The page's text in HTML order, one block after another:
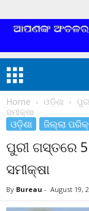
Home ଓଡ଼ିଶା
ସମୀକ୍ଷା
ଓଡ଼ିଶା ଜିଲ୍ଲା
ପୁରୀ ଗସ୍ତରେ
ସମୀକ୍ଷା
By Bureau - August 19,